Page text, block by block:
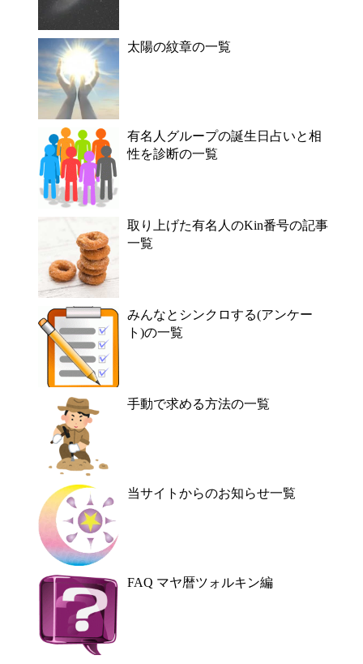
太陽の紋章の一覧
有名人グループの誕生日占いと相
性を診断の一覧
取り上げた有名人のKin番号の記事
一覧
みんなとシンクロする(アンケー
ト)の一覧
手動で求める方法の一覧
当サイトからのお知らせ一覧
FAQ マヤ暦ツォルキン編